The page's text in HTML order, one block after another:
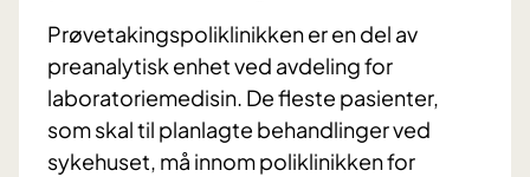
Prøvetakingspoliklinikken er en del av
preanalytisk enhet ved avdeling for
laboratoriemedisin. De fleste pasienter,
som skal til planlagte behandlinger ved
sykehuset, må innom poliklinikken for